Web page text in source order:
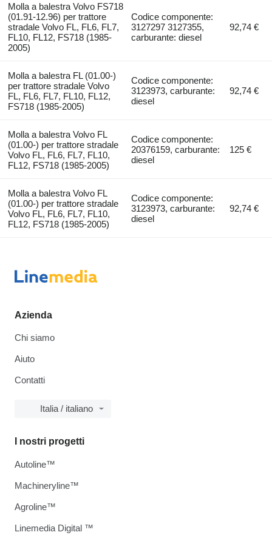
Molla a balestra Volvo FS718
(01.91-12.96) per trattore
stradale Volvo FL, FL6, FL7,
FL10, FL12, FS718 (1985-
2005)
Codice componente:
3127297 3127355,
carburante: diesel
92,74 €
Molla a balestra FL (01.00-)
per trattore stradale Volvo
FL, FL6, FL7, FL10, FL12,
FS718 (1985-2005)
Codice componente:
3123973, carburante:
diesel
92,74 €
Molla a balestra Volvo FL
(01.00-) per trattore stradale
Volvo FL, FL6, FL7, FL10,
FL12, FS718 (1985-2005)
Codice componente:
20376159, carburante:
diesel
125 €
Molla a balestra Volvo FL
(01.00-) per trattore stradale
Volvo FL, FL6, FL7, FL10,
FL12, FS718 (1985-2005)
Codice componente:
3123973, carburante:
diesel
92,74 €
Azienda
Chi siamo
Aiuto
Contatti
Italia / italiano
I nostri progetti
Autoline™
Machineryline™
Agroline™
Linemedia Digital ™